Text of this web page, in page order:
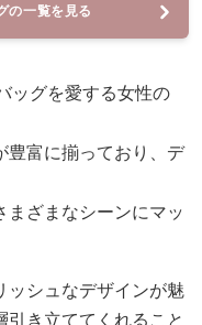
の一覧を見る
ッグを愛する女性の
豊富に揃っており、デ
まざまなシーンにマッ
ッシュなデザインが魅
引き立ててくれること